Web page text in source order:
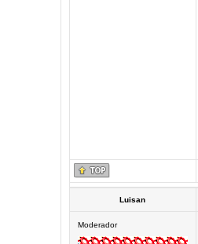
Luisan
Moderador